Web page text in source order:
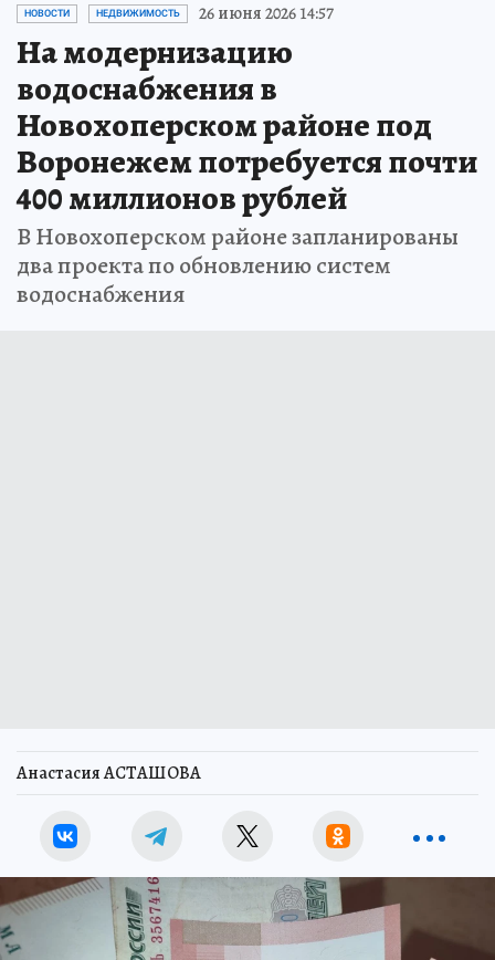
НОВОСТИ НЕДВИЖИМОСТЬ 26 июня 2026 14:57
На модернизацию
водоснабжения в
Новохоперском районе под
Воронежем потребуется почти
400 миллионов рублей
В Новохоперском районе запланированы
два проекта по обновлению систем
водоснабжения
Анастасия АСТАШОВА